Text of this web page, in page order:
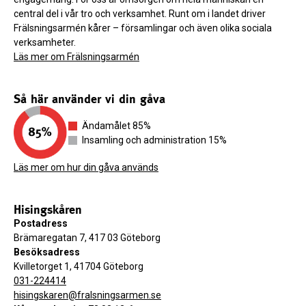
central del i vår tro och verksamhet. Runt om i landet driver
Frälsningsarmén kårer – församlingar och även olika sociala
verksamheter.
Läs mer om Frälsningsarmén
Så här använder vi din gåva
Ändamålet 85%
Insamling och administration 15%
Läs mer om hur din gåva används
Hisingskåren
Postadress
Brämaregatan 7, 417 03 Göteborg
Besöksadress
Kvilletorget 1, 41704 Göteborg
031-224414
hisingskaren@fralsningsarmen.se